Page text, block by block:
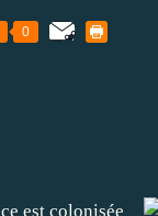
0